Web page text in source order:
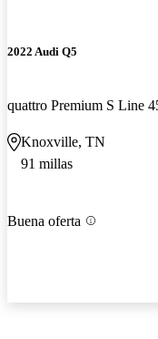
2022 Audi Q5
quattro Premium S Line
Knoxville, TN
91 millas
Buena oferta